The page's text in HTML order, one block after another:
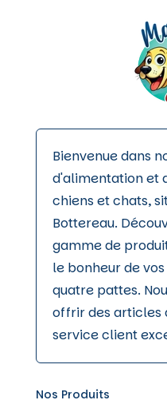
Bienvenue dans
d'alimentation et
chiens et chats,
Bottereau.
gamme de
le bonheur de
quatre pattes.
offrir des articles
service client
Nos Produits